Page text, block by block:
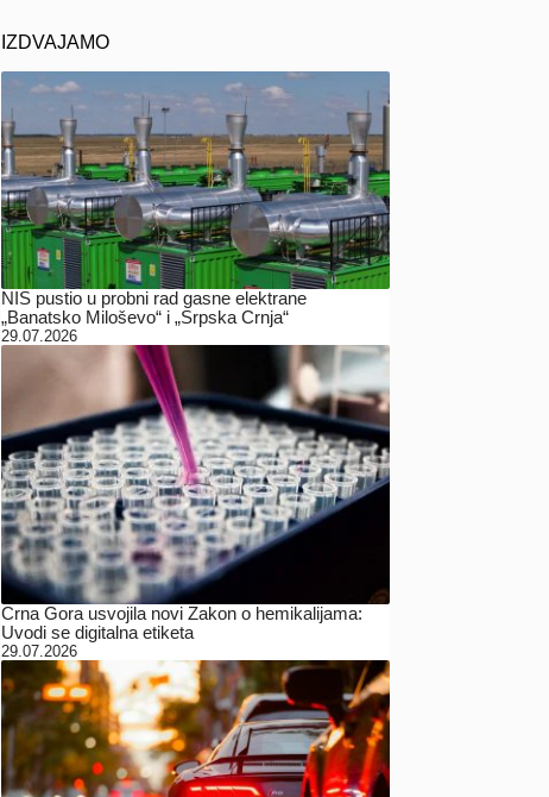
IZDVAJAMO
NIS pustio u probni rad gasne elektrane
„Banatsko Miloševo“ i „Srpska Crnja“
29.07.2026
Crna Gora usvojila novi Zakon o hemikalijama:
Uvodi se digitalna etiketa
29.07.2026